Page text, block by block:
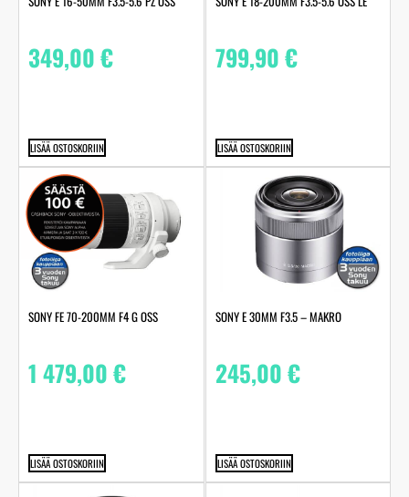
349,00€
LISÄÄ OSTOSKORIIN
799,90€
LISÄÄ OSTOSKORIIN
SONY FE 70-200MM F4 G OSS
1 479,00€
LISÄÄ OSTOSKORIIN
SONY E 30MM F3.5 – MAKRO
245,00€
LISÄÄ OSTOSKORIIN